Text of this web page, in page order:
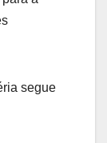
segue